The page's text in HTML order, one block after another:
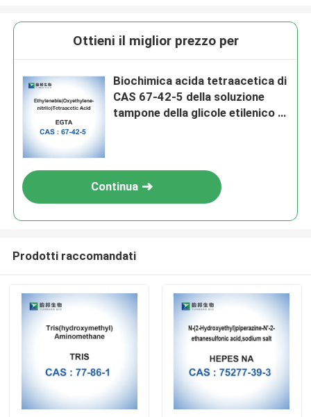
Ottieni il miglior prezzo per
Biochimica acida tetraacetica di
CAS 67-42-5 della soluzione
tampone della glicole etilenico di
Continua
Prodotti raccomandati